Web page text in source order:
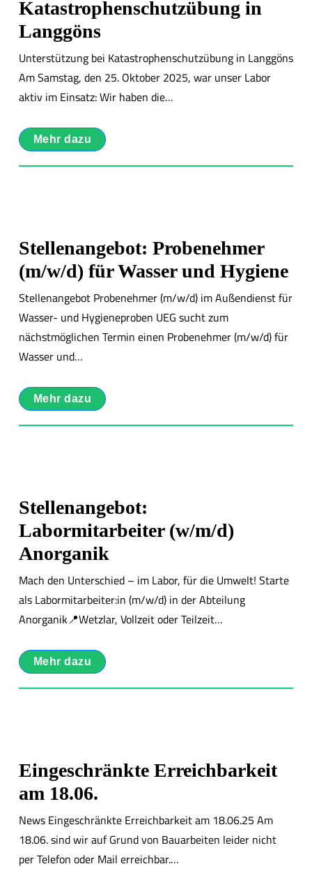
Katastrophenschutzübung in
Langgöns
Unterstützung bei Katastrophenschutzübung in Langgöns
Am Samstag, den 25. Oktober 2025, war unser Labor
aktiv im Einsatz: Wir haben die…
Mehr dazu
Stellenangebot: Probenehmer
(m/w/d) für Wasser und Hygiene
Stellenangebot Probenehmer (m/w/d) im Außendienst für
Wasser- und Hygieneproben UEG sucht zum
nächstmöglichen Termin einen Probenehmer (m/w/d) für
Wasser und…
Mehr dazu
Stellenangebot:
Labormitarbeiter (w/m/d)
Anorganik
Mach den Unterschied – im Labor, für die Umwelt! Starte
als Labormitarbeiter:in (m/w/d) in der Abteilung
Anorganik📍Wetzlar, Vollzeit oder Teilzeit…
Mehr dazu
Eingeschränkte Erreichbarkeit
am 18.06.
News Eingeschränkte Erreichbarkeit am 18.06.25 Am
18.06. sind wir auf Grund von Bauarbeiten leider nicht
per Telefon oder Mail erreichbar.…